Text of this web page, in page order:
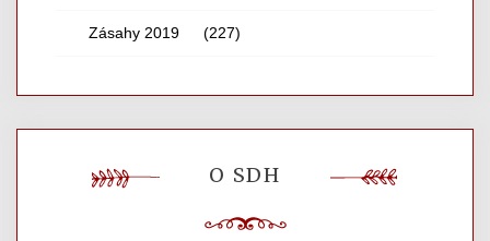
Zásahy 2019 (227)
O SDH